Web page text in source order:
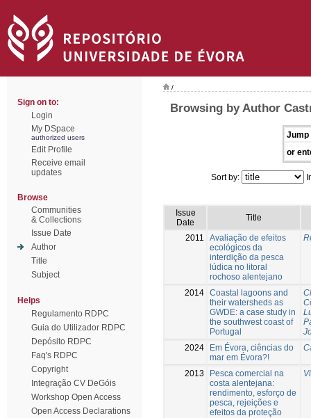
Sign on to:
Login
My DSpace
authorized users
Edit Profile
Receive email
updates
Browse
Communities
& Collections
Issue Date
Author
Title
Subject
Helps
Regulamento RDPC
Guia do Utilizador RDPC
Depósito RDPC
Faq's RDPC
Copyright
Integração CV DeGóis
Workshop Open Access
Open Access Declarations
/
Browsing by Author
Jump
or
Sort by:
Issue
Date
Title
2011
Avaliação de efeitos
ecológicos da
interdição da pesca
lúdica no litoral
rochoso alentejano
2014 Coastal lagoons and
their watersheds as
GWDE: a case study in
the southwest coast of
Portugal
2024
Em Évora, ciências do
mar em Évora?!
2013
Pesca comercial na
costa alentejana:
rendimento, esforço de
pesca, rejeições e
efeitos da proteção